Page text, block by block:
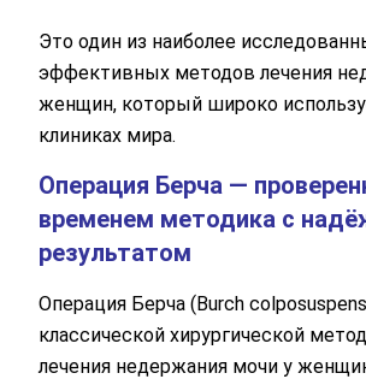
Это один из наиболее
эффективных методов лечения
женщин, который широко
клиниках мира.
Операция Берча —
временем методика с
результатом
Операция Берча (Burch
классической хирургической
лечения недержания мочи у